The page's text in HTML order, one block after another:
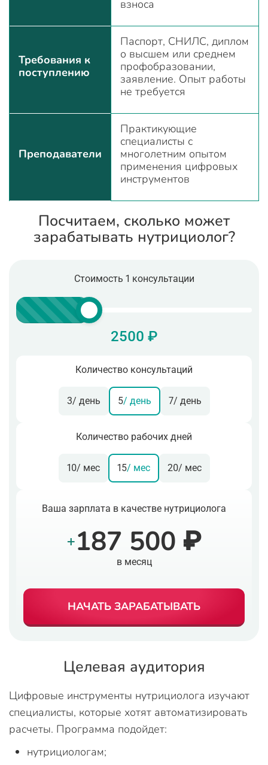
взноса
Требования к
поступлению
Паспорт, СНИЛС, диплом
о высшем или среднем
профобразовании,
заявление. Опыт работы
не требуется
Преподаватели
Практикующие
специалисты с
многолетним опытом
применения цифровых
инструментов
Посчитаем, сколько может
зарабатывать нутрициолог?
Стоимость 1 консультации
2500 ₽
Количество консультаций
3/ день 5/ день 7/ день
Количество рабочих дней
10/ мес 15/ мес 20/ мес
Ваша зарплата в качестве нутрициолога
+187 500 ₽
в месяц
НАЧАТЬ ЗАРАБАТЫВАТЬ
Целевая аудитория
Цифровые инструменты нутрициолога изучают
специалисты, которые хотят автоматизировать
расчеты. Программа подойдет:
нутрициологам;